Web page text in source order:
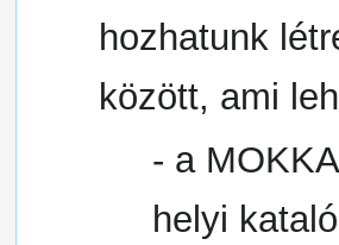
hozhatunk
között, ami
- a
helyi